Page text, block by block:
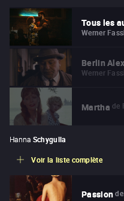
Tous les
Werner
Berlin
Werner
Martha de
Hanna Schygulla
Voir la liste complète
Passion de